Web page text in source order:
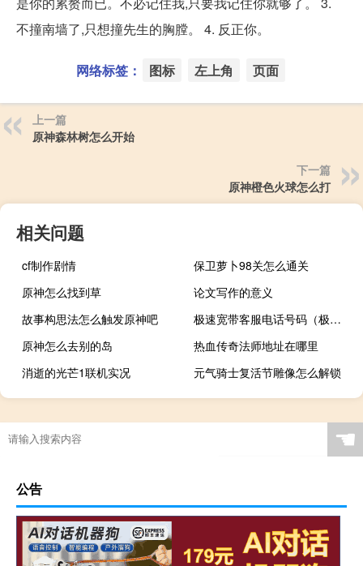
不撞南墙了,只想撞先生的胸膛。 4. 反正你。
网络标签： 图标 左上角 页面
上一篇
原神森林树怎么开始
下一篇
原神橙色火球怎么打
相关问题
cf制作剧情
保卫萝卜98关怎么通关
原神怎么找到草
论文写作的意义
故事构思法怎么触发原神吧
极速宽带客服电话号码（极速400电话网）
原神怎么去别的岛
热血传奇法师地址在哪里
消逝的光芒1联机实况
元气骑士复活节雕像怎么解锁
☚
公告